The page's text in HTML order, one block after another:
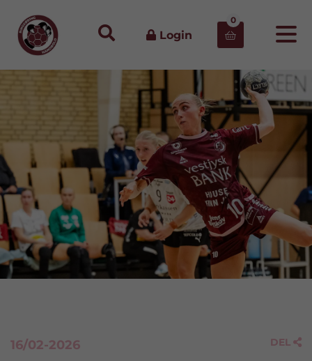
Login 
0
16/02-2026 DEL 